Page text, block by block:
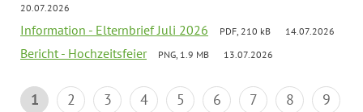
20.07.2026
Information - Elternbrief Juli 2026 PDF, 210 kB 14.07.2026
Bericht - Hochzeitsfeier PNG, 1.9 MB 13.07.2026
1 2 3 4 5 6 7 8
9